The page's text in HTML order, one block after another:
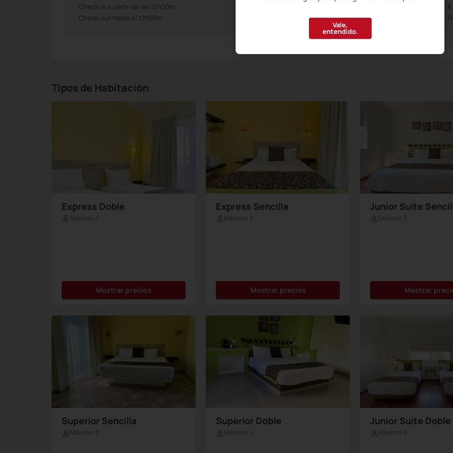
Vale,
entendido.
Check-in a partir de las 15h00m
Check-out hasta el 12h00m
Hasta las 23h30m
Tipos de Habitación
Express Doble
Máximo 2
Mostrar precios
Express Sencilla
Máximo 3
Mostrar precios
Junior Suite
Máximo 3
Mostrar
Superior Sencilla
Máximo 3
Superior Doble
Máximo 4
Junior Suite Doble
Máximo 5